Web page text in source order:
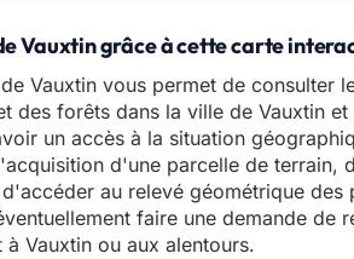
Vauxtin grâce à cette carte
Vauxtin vous permet de consulter
des forêts dans la ville de Vauxtin
un accès à la situation
d'une parcelle de terrain,
au relevé géométrique des
faire une demande de
Vauxtin ou aux alentours.